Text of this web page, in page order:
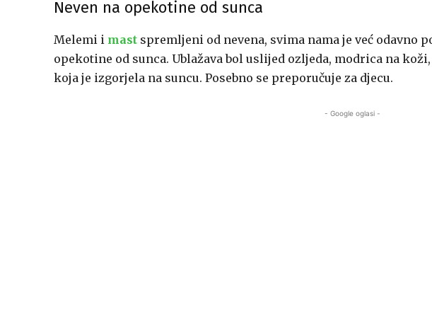
Neven na opekotine od sunca
Melemi i mast spremljeni od nevena, svima nama je već odavno
opekotine od sunca. Ublažava bol uslijed ozljeda, modrica na
koja je izgorjela na suncu. Posebno se preporučuje za djecu.
- Google oglasi -